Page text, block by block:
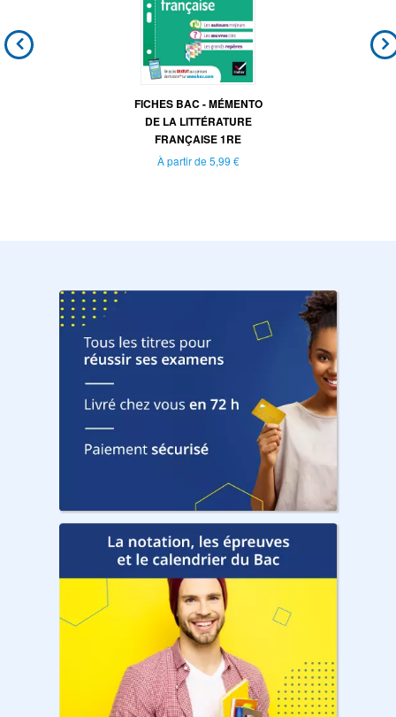
FICHES BAC - MÉMENTO
DE LA LITTÉRATURE
FRANÇAISE 1RE
À partir de 5,99 €